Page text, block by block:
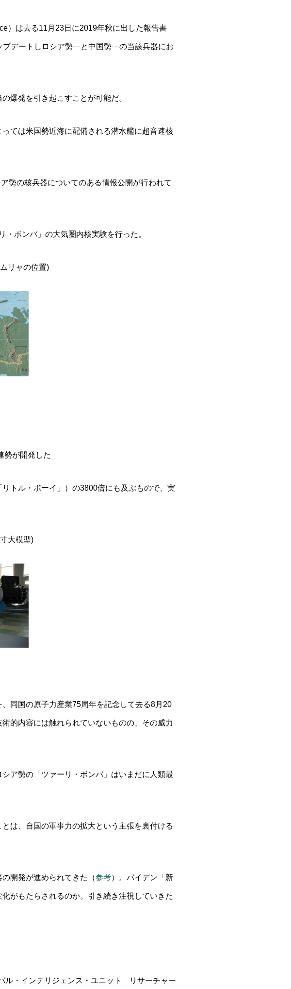
）は去る11月23日に2019年秋に出した報告書
プデートしロシア勢―と中国勢―の当該兵器にお
爆発を引き起こすことが可能だ。
ては米国勢近海に配備される潜水艦に超音速核
勢の核兵器についてのある情報公開が行われて
ボンバ」の大気圏内核実験を行った。
リャの位置)
勢が開発した
トル・ボーイ」）の3800倍にも及ぶもので、実
大模型)
同国の原子力産業75周年を記念して去る8月20
的内容には触れられていないものの、その威力
ア勢の「ツァーリ・ボンバ」はいまだに人類最
は、自国の軍事力の拡大という主張を裏付ける
開発が進められてきた（参考）。バイデン「新
がもたらされるのか。引き続き注視していきた
ル・インテリジェンス・ユニット リサーチャー